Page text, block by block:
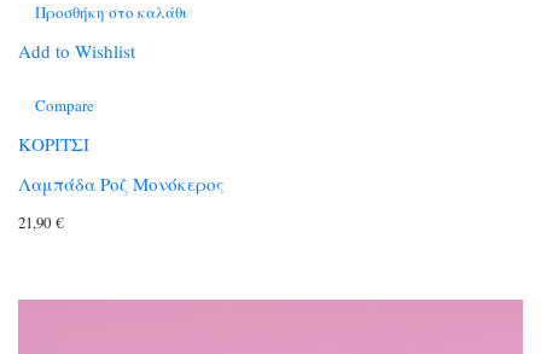
Προσθήκη στο καλάθι
Add to Wishlist
Compare
ΚΟΡΙΤΣΙ
Λαμπάδα Ροζ Μονόκερος
21,90 €